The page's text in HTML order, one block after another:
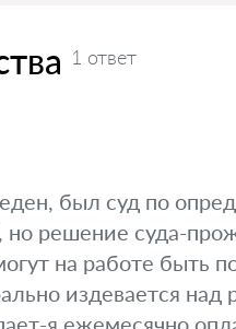
1 ответ
был суд по
решение суда-
на работе быть
издевается над
я ежемесячно